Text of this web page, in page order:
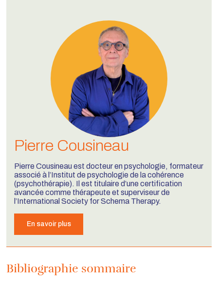
Pierre Cousineau
Pierre Cousineau est docteur en psychologie, formateur
associé à l’Institut de psychologie de la cohérence
(psychothérapie). Il est titulaire d’une certification
avancée comme thérapeute et superviseur de
l’International Society for Schema Therapy.
En savoir plus
Bibliographie sommaire